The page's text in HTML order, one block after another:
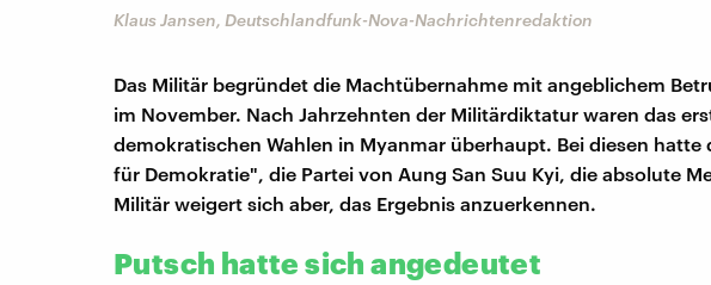
Klaus Jansen, Deutschlandfunk-Nova-Nachrichtenredaktion
Das Militär begründet die Machtübernahme mit angeblichem
im November. Nach Jahrzehnten der Militärdiktatur waren das
demokratischen Wahlen in Myanmar überhaupt. Bei diesen hatte
für Demokratie", die Partei von Aung San Suu Kyi, die absolute
Militär weigert sich aber, das Ergebnis anzuerkennen.
Putsch hatte sich angedeutet